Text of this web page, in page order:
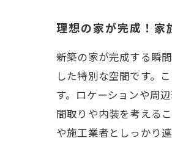
理想の家が完成！家
新築の家が完成する瞬
した特別な空間です。
す。ロケーションや周
間取りや内装を考える
や施工業者としっかり